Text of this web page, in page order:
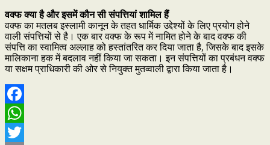
वक्फ क्या है और इसमें कौन सी संपत्तियां शामिल हैं
वक्फ का मतलब इस्लामी कानून के तहत धार्मिक उद्देश्यों के लिए प्रयोग होने
वाली संपत्तियों से है। एक बार वक्फ के रूप में नामित होने के बाद वक्फ की
संपत्ति का स्वामित्व अल्लाह को हस्तांतरित कर दिया जाता है, जिसके बाद इसके
मालिकाना हक में बदलाव नहीं किया जा सकता। इन संपत्तियों का प्रबंधन वक्फ
या सक्षम प्राधिकारी की ओर से नियुक्त मुतव्वाली द्वारा किया जाता है।
Facebook
WhatsApp